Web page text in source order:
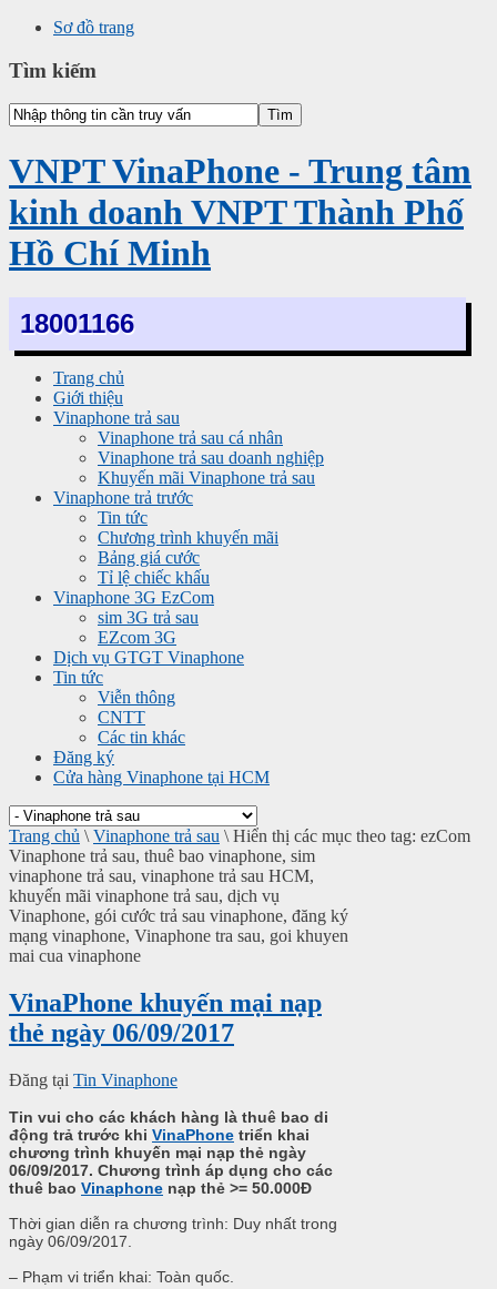
Sơ đồ trang
Tìm kiếm
VNPT VinaPhone - Trung tâm
kinh doanh VNPT Thành Phố
Hồ Chí Minh
18001166
Trang chủ
Giới thiệu
Vinaphone trả sau
Vinaphone trả sau cá nhân
Vinaphone trả sau doanh nghiệp
Khuyến mãi Vinaphone trả sau
Vinaphone trả trước
Tin tức
Chương trình khuyến mãi
Bảng giá cước
Tỉ lệ chiếc khấu
Vinaphone 3G EzCom
sim 3G trả sau
EZcom 3G
Dịch vụ GTGT Vinaphone
Tin tức
Viễn thông
CNTT
Các tin khác
Đăng ký
Cửa hàng Vinaphone tại HCM
Trang chủ \ Vinaphone trả sau \ Hiển thị các mục theo tag: ezCom
Vinaphone trả sau, thuê bao vinaphone, sim
vinaphone trả sau, vinaphone trả sau HCM,
khuyến mãi vinaphone trả sau, dịch vụ
Vinaphone, gói cước trả sau vinaphone, đăng ký
mạng vinaphone, Vinaphone tra sau, goi khuyen
mai cua vinaphone
VinaPhone khuyến mại nạp
thẻ ngày 06/09/2017
Đăng tại Tin Vinaphone
Tin vui cho các khách hàng là thuê bao di
động trả trước khi VinaPhone triển khai
chương trình khuyến mại nạp thẻ ngày
06/09/2017. Chương trình áp dụng cho các
thuê bao Vinaphone nạp thẻ >= 50.000Đ
Thời gian diễn ra chương trình: Duy nhất trong
ngày 06/09/2017.
– Phạm vi triển khai: Toàn quốc.